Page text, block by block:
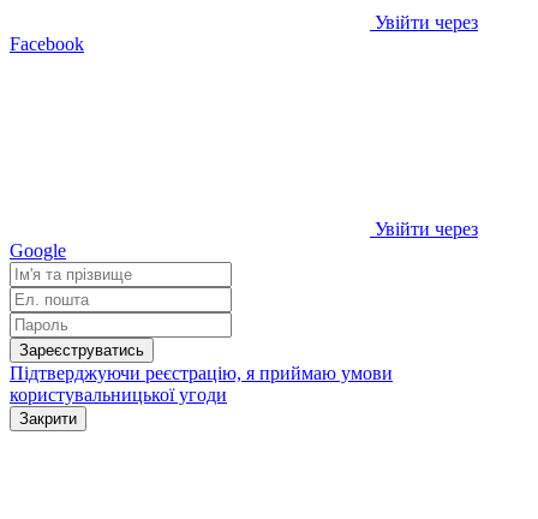
Увійти через
Facebook
Увійти через
Google
Зареєструватись
Підтверджуючи реєстрацію, я приймаю умови
користувальницької угоди
Закрити